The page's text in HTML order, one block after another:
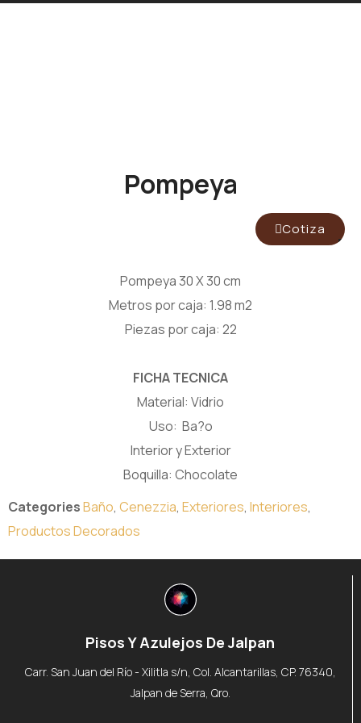
Pompeya
Cotiza
Pompeya 30 X 30 cm
Metros por caja: 1.98 m2
Piezas por caja: 22
FICHA TECNICA
Material: Vidrio
Uso: Ba?o
Interior y Exterior
Boquilla: Chocolate
CategoriesBaño, Cenezzia, Exteriores, Interiores,
Productos Decorados
Pisos Y Azulejos De Jalpan
Carr. San Juan del Río - Xilitla s/n, Col. Alcantarillas, CP. 76340,
Jalpan de Serra, Qro.